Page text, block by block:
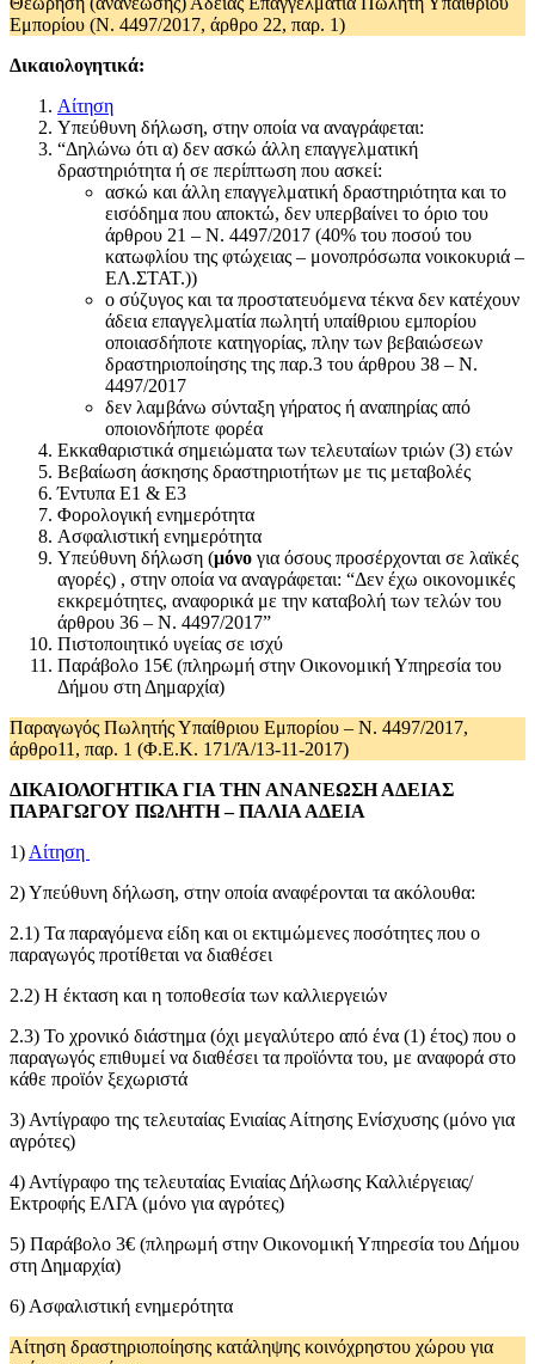
Εμπορίου (Ν. 4497/2017, άρθρο 22, παρ. 1)
Δικαιολογητικά:
Αίτηση
Υπεύθυνη δήλωση, στην οποία να αναγράφεται:
“Δηλώνω ότι α) δεν ασκώ άλλη επαγγελματική
δραστηριότητα ή σε περίπτωση που ασκεί:
ασκώ και άλλη επαγγελματική δραστηριότητα και το
εισόδημα που αποκτώ, δεν υπερβαίνει το όριο του
άρθρου 21 – Ν. 4497/2017 (40% του ποσού του
κατωφλίου της φτώχειας – μονοπρόσωπα νοικοκυριά –
ΕΛ.ΣΤΑΤ.))
ο σύζυγος και τα προστατευόμενα τέκνα δεν κατέχουν
άδεια επαγγελματία πωλητή υπαίθριου εμπορίου
οποιασδήποτε κατηγορίας, πλην των βεβαιώσεων
δραστηριοποίησης της παρ.3 του άρθρου 38 – Ν.
4497/2017
δεν λαμβάνω σύνταξη γήρατος ή αναπηρίας από
οποιονδήποτε φορέα
Εκκαθαριστικά σημειώματα των τελευταίων τριών (3) ετών
Βεβαίωση άσκησης δραστηριοτήτων με τις μεταβολές
Έντυπα Ε1 & Ε3
Φορολογική ενημερότητα
Ασφαλιστική ενημερότητα
Υπεύθυνη δήλωση (μόνο για όσους προσέρχονται σε λαϊκές
αγορές) , στην οποία να αναγράφεται: “Δεν έχω οικονομικές
εκκρεμότητες, αναφορικά με την καταβολή των τελών του
άρθρου 36 – Ν. 4497/2017”
Πιστοποιητικό υγείας σε ισχύ
Παράβολο 15€ (πληρωμή στην Οικονομική Υπηρεσία του
Δήμου στη Δημαρχία)
Παραγωγός Πωλητής Υπαίθριου Εμπορίου – Ν. 4497/2017,
άρθρο11, παρ. 1 (Φ.Ε.Κ. 171/Ά/13-11-2017)
ΔΙΚΑΙΟΛΟΓΗΤΙΚΑ ΓΙΑ ΤΗΝ ΑΝΑΝΕΩΣΗ ΑΔΕΙΑΣ
ΠΑΡΑΓΩΓΟΥ ΠΩΛΗΤΗ – ΠΑΛΙΑ ΑΔΕΙΑ
1) Αίτηση
2) Υπεύθυνη δήλωση, στην οποία αναφέρονται τα ακόλουθα:
2.1) Τα παραγόμενα είδη και οι εκτιμώμενες ποσότητες που ο
παραγωγός προτίθεται να διαθέσει
2.2) Η έκταση και η τοποθεσία των καλλιεργειών
2.3) Το χρονικό διάστημα (όχι μεγαλύτερο από ένα (1) έτος) που ο
παραγωγός επιθυμεί να διαθέσει τα προϊόντα του, με αναφορά στο
κάθε προϊόν ξεχωριστά
3) Αντίγραφο της τελευταίας Ενιαίας Αίτησης Ενίσχυσης (μόνο για
αγρότες)
4) Αντίγραφο της τελευταίας Ενιαίας Δήλωσης Καλλιέργειας/
Εκτροφής ΕΛΓΑ (μόνο για αγρότες)
5) Παράβολο 3€ (πληρωμή στην Οικονομική Υπηρεσία του Δήμου
στη Δημαρχία)
6) Ασφαλιστική ενημερότητα
Αίτηση δραστηριοποίησης κατάληψης κοινόχρηστου χώρου για